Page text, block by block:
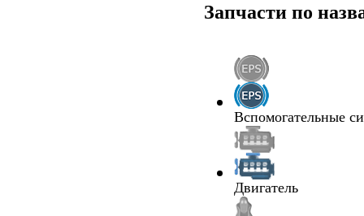
Запчасти по
Вспомогательные
Двигатель